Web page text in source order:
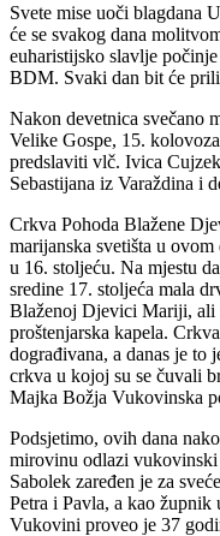
Svete mise uoči blagdana
će se svakog dana
euharistijsko slavlje
BDM. Svaki dan bit će
Nakon devetnica svečano
Velike Gospe, 15.
predslaviti vlč. Ivica
Sebastijana iz Varaždina i
Crkva Pohoda Blažene
marijanska svetišta u
u 16. stoljeću. Na mjestu
sredine 17. stoljeća mala
Blaženoj Djevici Mariji, ali
proštenjarska kapela.
dograđivana, a danas je to
crkva u kojoj su se čuvali
Majka Božja Vukovinska
Podsjetimo, ovih dana
mirovinu odlazi
Sabolek zaređen je za
Petra i Pavla, a kao
Vukovini proveo je 37